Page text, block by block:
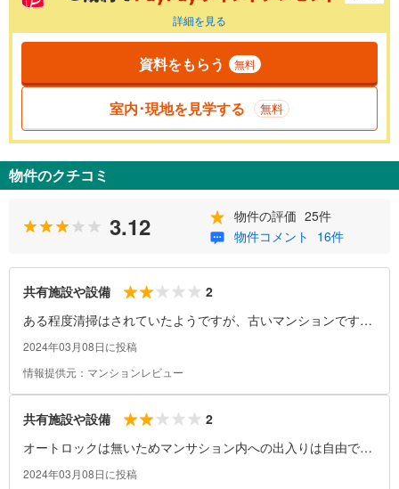
詳細を見る
資料をもらう 無料
室内･現地を見学する 無料
物件のクチコミ
3.12 物件の評価 25件
物件コメント
16件
共有施設や設備
2
ある程度清掃はされていたようですが、古いマンションですの
で汚れなども気になることもありました。
2024年03月08日に投稿
情報提供元：マンションレビュー
共有施設や設備
2
オートロックは無いためマンサション内への出入りは自由で
す。玄関前に傘を置いておいたら盗まれたことか゛ありまし
2024年03月08日に投稿